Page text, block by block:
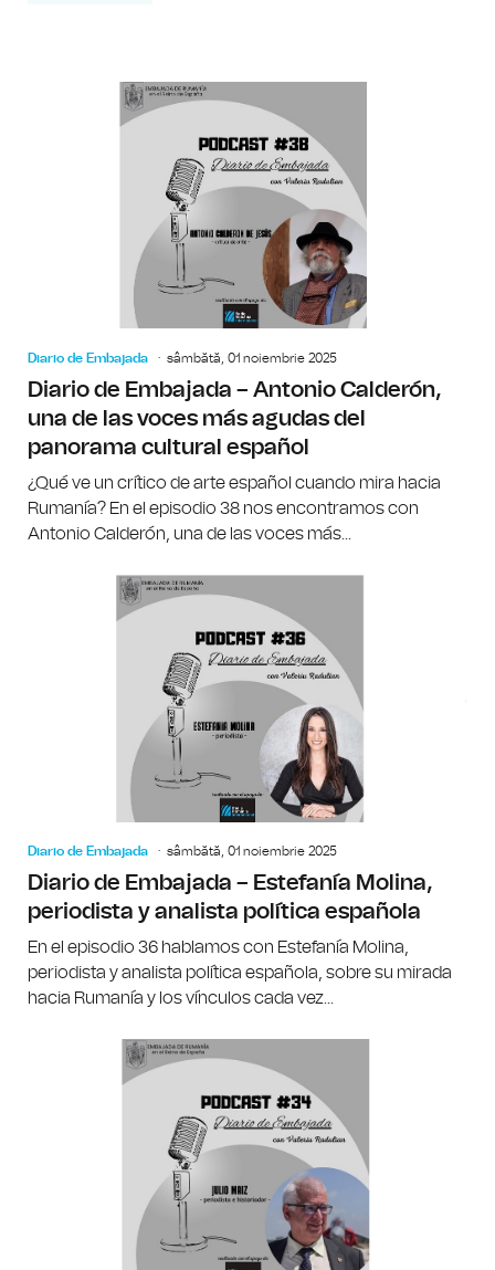
Diario de Embajada sâmbătă, 01 noiembrie 2025
Diario de Embajada – Antonio Calderón,
una de las voces más agudas del
panorama cultural español
¿Qué ve un crítico de arte español cuando mira hacia
Rumanía? En el episodio 38 nos encontramos con
Antonio Calderón, una de las voces más...
Diario de Embajada sâmbătă, 01 noiembrie 2025
Diario de Embajada – Estefanía Molina,
periodista y analista política española
En el episodio 36 hablamos con Estefanía Molina,
periodista y analista política española, sobre su mirada
hacia Rumanía y los vínculos cada vez...